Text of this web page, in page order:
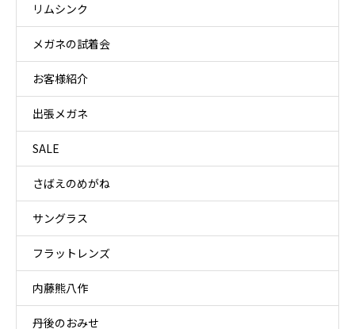
リムシンク
メガネの試着会
お客様紹介
出張メガネ
SALE
さばえのめがね
サングラス
フラットレンズ
内藤熊八作
丹後のおみせ